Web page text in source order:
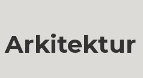
Arkitektur